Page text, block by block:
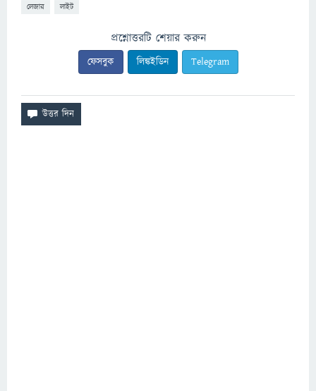
লেজার লাইট
প্রশ্নোত্তরটি শেয়ার করুন
ফেসবুক লিঙ্কইডিন Telegram